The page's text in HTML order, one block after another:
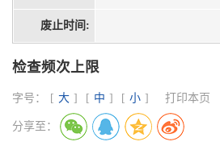
废止时间:
检查频次上限
字号： [ 大 ] [ 中 ] [ 小 ] 打印本页
分享至：